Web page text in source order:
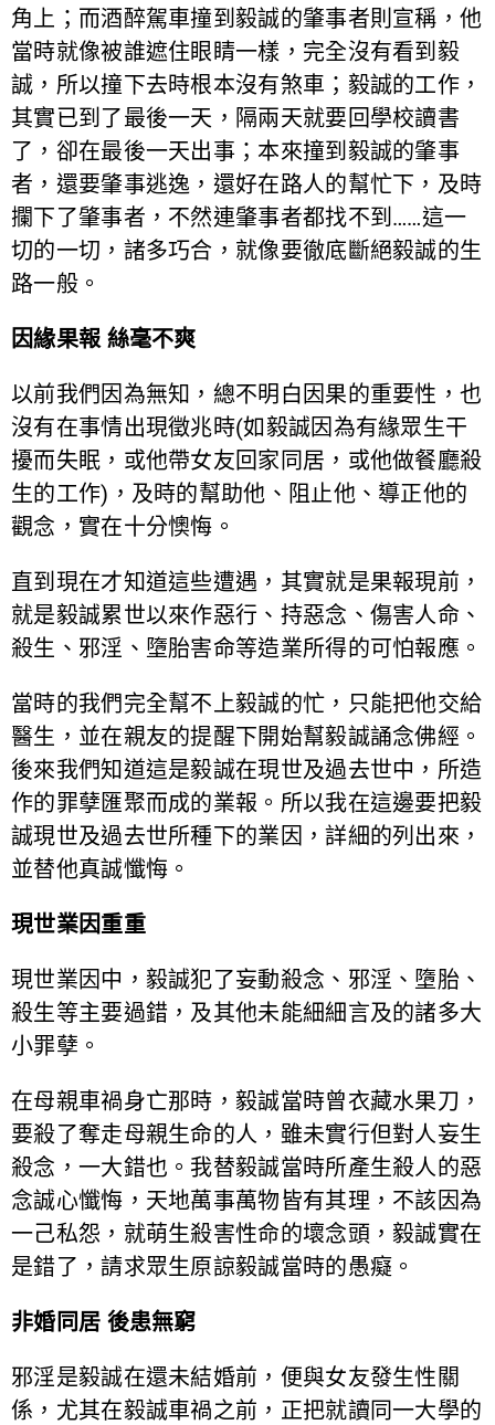
角上；而酒醉駕車撞到毅誠的肇事者則宣稱，他
當時就像被誰遮住眼睛一樣，完全沒有看到毅
誠，所以撞下去時根本沒有煞車；毅誠的工作，
其實已到了最後一天，隔兩天就要回學校讀書
了，卻在最後一天出事；本來撞到毅誠的肇事
者，還要肇事逃逸，還好在路人的幫忙下，及時
攔下了肇事者，不然連肇事者都找不到……這一
切的一切，諸多巧合，就像要徹底斷絕毅誠的生
路一般。
因緣果報 絲毫不爽
以前我們因為無知，總不明白因果的重要性，也
沒有在事情出現徵兆時(如毅誠因為有緣眾生干
擾而失眠，或他帶女友回家同居，或他做餐廳殺
生的工作)，及時的幫助他、阻止他、導正他的
觀念，實在十分懊悔。
直到現在才知道這些遭遇，其實就是果報現前，
就是毅誠累世以來作惡行、持惡念、傷害人命、
殺生、邪淫、墮胎害命等造業所得的可怕報應。
當時的我們完全幫不上毅誠的忙，只能把他交給
醫生，並在親友的提醒下開始幫毅誠誦念佛經。
後來我們知道這是毅誠在現世及過去世中，所造
作的罪孽匯聚而成的業報。所以我在這邊要把毅
誠現世及過去世所種下的業因，詳細的列出來，
並替他真誠懺悔。
現世業因重重
現世業因中，毅誠犯了妄動殺念、邪淫、墮胎、
殺生等主要過錯，及其他未能細細言及的諸多大
小罪孽。
在母親車禍身亡那時，毅誠當時曾衣藏水果刀，
要殺了奪走母親生命的人，雖未實行但對人妄生
殺念，一大錯也。我替毅誠當時所產生殺人的惡
念誠心懺悔，天地萬事萬物皆有其理，不該因為
一己私怨，就萌生殺害性命的壞念頭，毅誠實在
是錯了，請求眾生原諒毅誠當時的愚癡。
非婚同居 後患無窮
邪淫是毅誠在還未結婚前，便與女友發生性關
係，尤其在毅誠車禍之前，正把就讀同一大學的